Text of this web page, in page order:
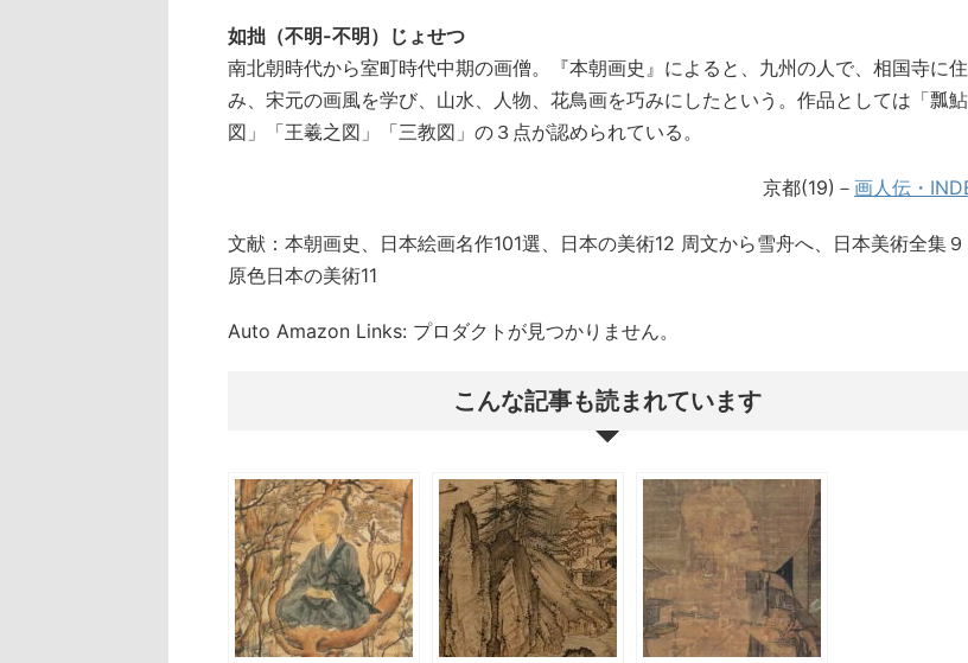
如拙（不明-不明）じょせつ
南北朝時代から室町時代中期の画僧。『本朝画史』によると、九州の人で、相国寺に住
み、宋元の画風を学び、山水、人物、花鳥画を巧みにしたという。作品としては「瓢鮎
図」「王羲之図」「三教図」の３点が認められている。
京都(19)－ 画人伝・
文献：本朝画史、日本絵画名作101選、日本の美術12 周文から雪舟へ、日本美術全集９
原色日本の美術11
Auto Amazon Links: プロダクトが見つかりません。
こんな記事も読まれています